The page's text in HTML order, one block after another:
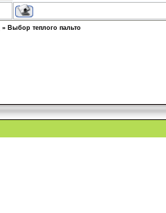
» Выбор теплого пальто